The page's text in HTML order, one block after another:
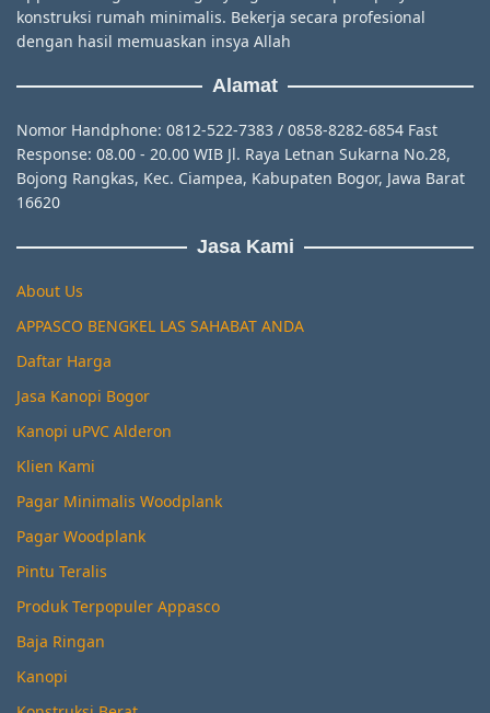
konstruksi rumah minimalis. Bekerja secara profesional
dengan hasil memuaskan insya Allah
Alamat
Nomor Handphone: 0812-522-7383 / 0858-8282-6854 Fast
Response: 08.00 - 20.00 WIB Jl. Raya Letnan Sukarna No.28,
Bojong Rangkas, Kec. Ciampea, Kabupaten Bogor, Jawa Barat
16620
Jasa Kami
About Us
APPASCO BENGKEL LAS SAHABAT ANDA
Daftar Harga
Jasa Kanopi Bogor
Kanopi uPVC Alderon
Klien Kami
Pagar Minimalis Woodplank
Pagar Woodplank
Pintu Teralis
Produk Terpopuler Appasco
Baja Ringan
Kanopi